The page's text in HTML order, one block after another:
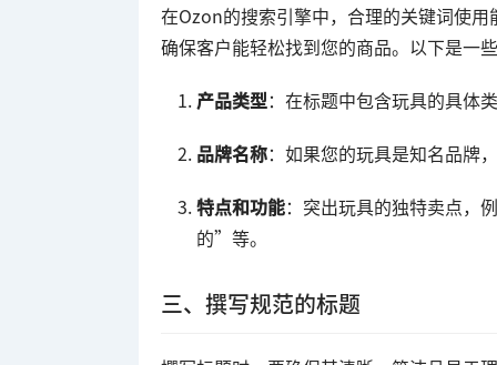
在Ozon的搜索引擎中，合理的关键词使
确保客户能轻松找到您的商品。以下是一
产品类型：在标题中包含玩具的具
品牌名称：如果您的玩具是知名品牌
特点和功能：突出玩具的独特卖点
的”等。
三、撰写规范的标题